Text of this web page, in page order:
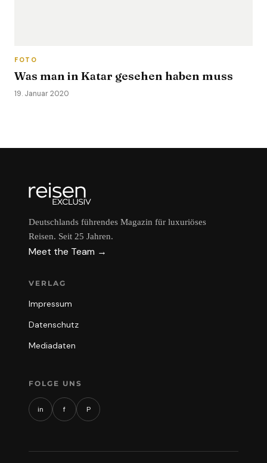
FOTO
Was man in Katar gesehen haben muss
19. Januar 2020
Deutschlands führendes Magazin für luxuriöses
Reisen. Seit 25 Jahren.
Meet the Team →
VERLAG
Impressum
Datenschutz
Mediadaten
FOLGE UNS
in f P